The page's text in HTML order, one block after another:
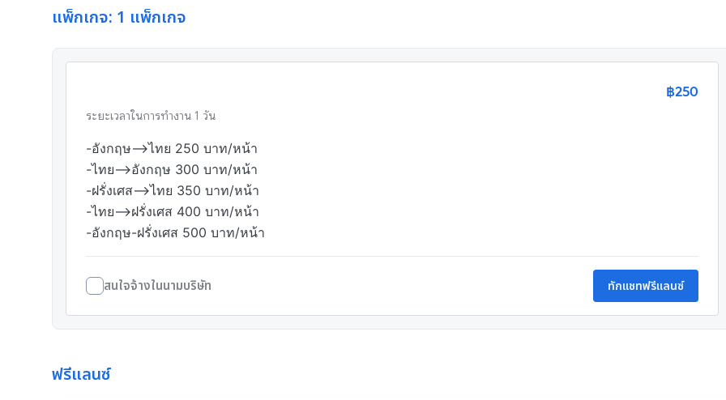
แพ็กเกจ: 1 แพ็กเกจ
฿250
ระยะเวลาในการทำงาน 1 วัน
-อังกฤษ-->ไทย 250 บาท/หน้า
-ไทย-->อังกฤษ 300 บาท/หน้า
-ฝรั่งเศส-->ไทย 350 บาท/หน้า
-ไทย-->ฝรั่งเศส 400 บาท/หน้า
-อังกฤษ-ฝรั่งเศส 500 บาท/หน้า
สนใจจ้างในนามบริษัท ทักแชทฟรีแลนซ์
ฟรีแลนซ์